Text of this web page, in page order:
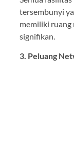
tersembunyi
memiliki ruang
signifikan.
3. Peluang